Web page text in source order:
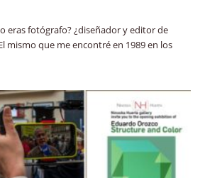
eras fotógrafo? ¿diseñador y editor de
mismo que me encontré en 1989 en los